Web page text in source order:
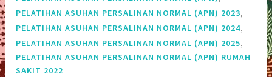
PELATIHAN ASUHAN PERSALINAN NORMAL (APN) 2023,
PELATIHAN ASUHAN PERSALINAN NORMAL (APN) 2024,
PELATIHAN ASUHAN PERSALINAN NORMAL (APN) 2025,
PELATIHAN ASUHAN PERSALINAN NORMAL (APN) RUMAH
SAKIT 2022